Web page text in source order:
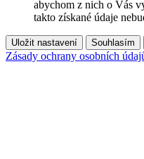
abychom z nich o Vás
takto získané údaje
Uložit nastavení Souhlasím
Zásady ochrany osobních